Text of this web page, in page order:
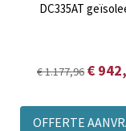
DC335AT
€ 1.177,96 €
OFFERTE